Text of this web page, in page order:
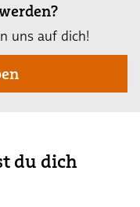
uns auf dich!
du dich